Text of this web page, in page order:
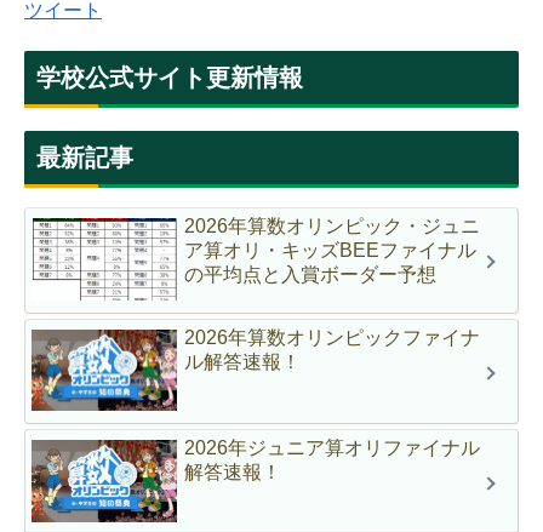
ツイート
学校公式サイト更新情報
最新記事
2026年算数オリンピック・ジュニ
ア算オリ・キッズBEEファイナル
の平均点と入賞ボーダー予想
2026年算数オリンピックファイナ
ル解答速報！
2026年ジュニア算オリファイナル
解答速報！